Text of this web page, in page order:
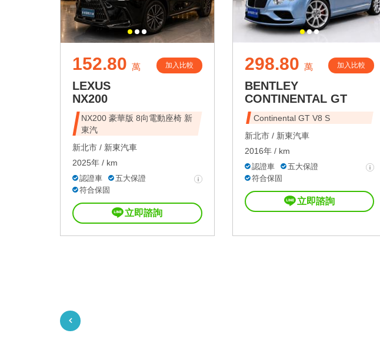
152.80 萬 加入比較
LEXUS
NX200
NX200 豪華版 8向電動座椅 新
東汽
新北市 / 新東汽車
2025年 / km
認證車
五大保證
符合保固
立即諮詢
298.80 萬 加入比較
BENTLEY
CONTINENTAL GT
Continental GT V8 S
新北市 / 新東汽車
2016年 / km
認證車
五大保證
符合保固
立即諮詢